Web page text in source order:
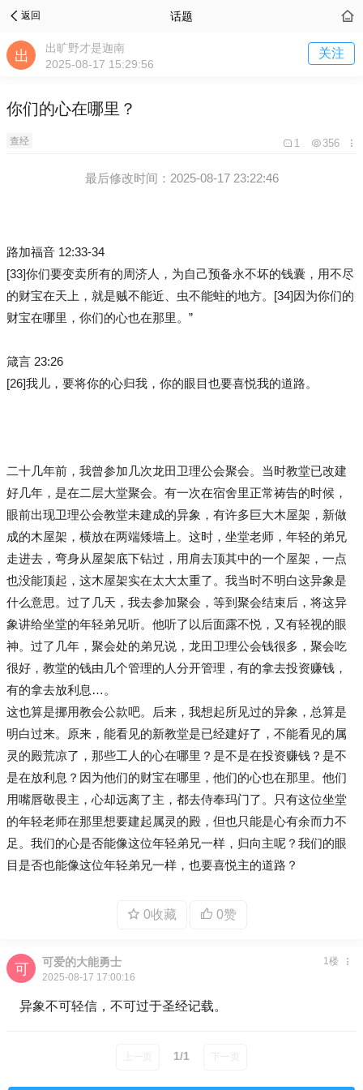
返回 话题
出旷野才是迦南
2025-08-17 15:29:56
关注
你们的心在哪里？
查经 1 356
最后修改时间：2025-08-17 23:22:46
路加福音 12:33-34
[33]你们要变卖所有的周济人，为自己预备永不坏的钱囊，用不尽
的财宝在天上，就是贼不能近、虫不能蛀的地方。[34]因为你们的
财宝在哪里，你们的心也在那里。”
箴言 23:26
[26]我儿，要将你的心归我，你的眼目也要喜悦我的道路。
二十几年前，我曾参加几次龙田卫理公会聚会。当时教堂已改建
好几年，是在二层大堂聚会。有一次在宿舍里正常祷告的时候，
眼前出现卫理公会教堂未建成的异象，有许多巨大木屋架，新做
成的木屋架，横放在两端矮墙上。这时，坐堂老师，年轻的弟兄
走进去，弯身从屋架底下钻过，用肩去顶其中的一个屋架，一点
也没能顶起，这木屋架实在太大太重了。我当时不明白这异象是
什么意思。过了几天，我去参加聚会，等到聚会结束后，将这异
象讲给坐堂的年轻弟兄听。他听了以后面露不悦，又有轻视的眼
神。过了几年，聚会处的弟兄说，龙田卫理公会钱很多，聚会吃
很好，教堂的钱由几个管理的人分开管理，有的拿去投资赚钱，
有的拿去放利息…。
这也算是挪用教会公款吧。后来，我想起所见过的异象，总算是
明白过来。原来，能看见的新教堂是已经建好了，不能看见的属
灵的殿荒凉了，那些工人的心在哪里？是不是在投资赚钱？是不
是在放利息？因为他们的财宝在哪里，他们的心也在那里。他们
用嘴唇敬畏主，心却远离了主，都去侍奉玛门了。只有这位坐堂
的年轻老师在那里想要建起属灵的殿，但也只能是心有余而力不
足。我们的心是否能像这位年轻弟兄一样，归向主呢？我们的眼
目是否也能像这位年轻弟兄一样，也要喜悦主的道路？
0收藏 0赞
可爱的大能勇士
2025-08-17 17:00:16
1楼
异象不可轻信，不可过于圣经记载。
1/1